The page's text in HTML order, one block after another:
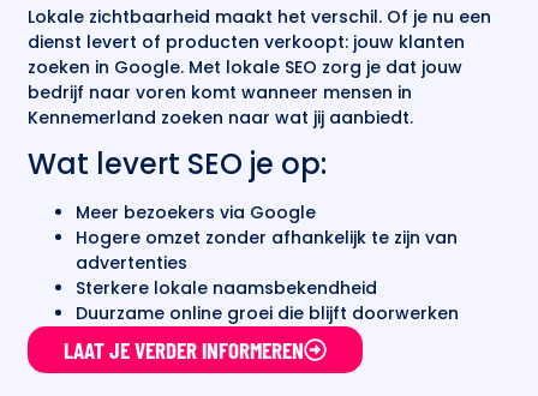
Lokale zichtbaarheid maakt het verschil. Of je nu een
dienst levert of producten verkoopt: jouw klanten
zoeken in Google. Met lokale SEO zorg je dat jouw
bedrijf naar voren komt wanneer mensen in
Kennemerland zoeken naar wat jij aanbiedt.
Wat levert SEO je op:
Meer bezoekers via Google
Hogere omzet zonder afhankelijk te zijn van
advertenties
Sterkere lokale naamsbekendheid
Duurzame online groei die blijft doorwerken
LAAT JE VERDER INFORMEREN